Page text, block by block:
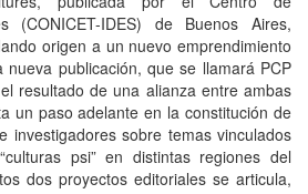
(CONICET-IDES) de Buenos Aires,
origen a un nuevo emprendimiento
nueva publicación, que se llamará PCP
resultado de una alianza entre ambas
un paso adelante en la constitución de
investigadores sobre temas vinculados
psi” en distintas regiones del
dos proyectos editoriales se articula,